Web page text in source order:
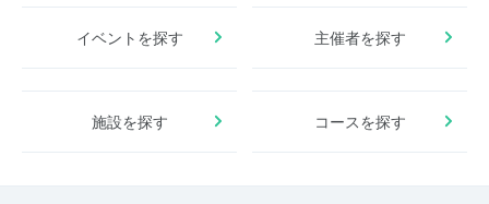
イベントを探す 主催者を探す
施設を探す コースを探す